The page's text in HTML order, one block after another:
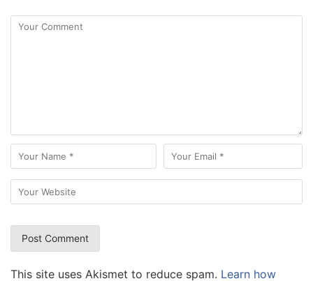
This site uses Akismet to reduce spam. Learn how